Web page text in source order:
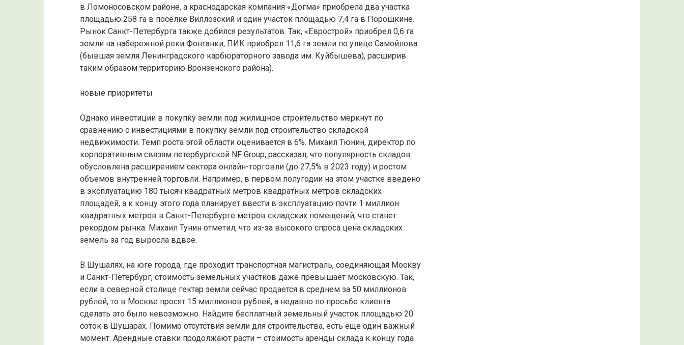
в Ломоносовском районе, а краснодарская компания «Догма» приобрела два участка
площадью 258 га в поселке Виллозский и один участок площадью 7,4 га в Порошкине.
Рынок Санкт-Петербурга также добился результатов. Так, «Еврострой» приобрел 0,6 га
земли на набережной реки Фонтанки, ПИК приобрел 11,6 га земли по улице Самойлова
(бывшая земля Ленинградского карбюраторного завода им. Куйбышева), расширив
таким образом территорию Вронзенского района).
новые приоритеты
Однако инвестиции в покупку земли под жилищное строительство меркнут по
сравнению с инвестициями в покупку земли под строительство складской
недвижимости. Темп роста этой области оценивается в 6%. Михаил Тюнин, директор по
корпоративным связям петербургской NF Group, рассказал, что популярность складов
обусловлена ​​расширением сектора онлайн-торговли (до 27,5% в 2023 году) и ростом
объемов внутренней торговли. Например, в первом полугодии на этом участке введено
в эксплуатацию 180 тысяч квадратных метров квадратных метров складских
площадей, а к концу этого года планирует ввести в эксплуатацию почти 1 миллион
квадратных метров в Санкт-Петербурге метров складских помещений, что станет
рекордом рынка. Михаил Тунин отметил, что из-за высокого спроса цена складских
земель за год выросла вдвое.
В Шушалях, на юге города, где проходит транспортная магистраль, соединяющая Москву
и Санкт-Петербург, стоимость земельных участков даже превышает московскую. Так,
если в северной столице гектар земли сейчас продается в среднем за 50 миллионов
рублей, то в Москве просят 15 миллионов рублей, а недавно по просьбе клиента
сделать это было невозможно. Найдите бесплатный земельный участок площадью 20
соток в Шушарах. Помимо отсутствия земли для строительства, есть еще один важный
момент. Арендные ставки продолжают расти – стоимость аренды склада к концу года